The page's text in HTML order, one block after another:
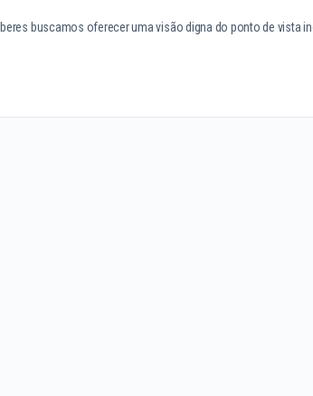
buscamos oferecer uma visão digna do ponto de vista